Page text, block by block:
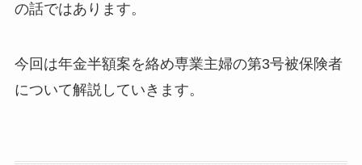
の話ではあります。
今回は年金半額案を絡め専業主婦の第3号被保険者
について解説していきます。